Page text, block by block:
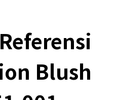
Blush